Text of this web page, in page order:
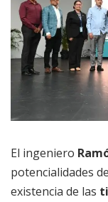
El ingeniero
potencialidades
existencia de las